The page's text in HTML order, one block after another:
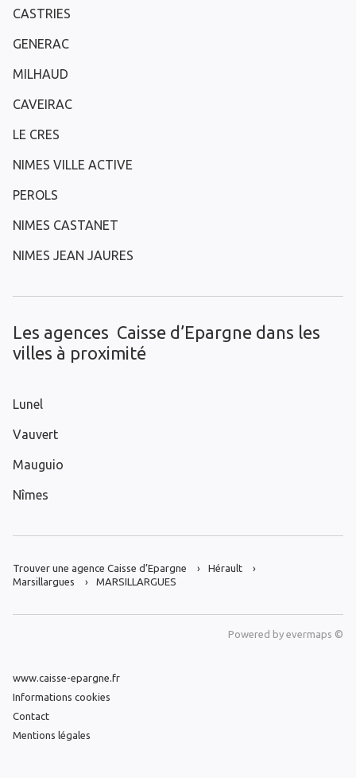
CASTRIES
GENERAC
MILHAUD
CAVEIRAC
LE CRES
NIMES VILLE ACTIVE
PEROLS
NIMES CASTANET
NIMES JEAN JAURES
Les agences Caisse d’Epargne dans les
villes à proximité
Lunel
Vauvert
Mauguio
Nîmes
Trouver une agence Caisse d’Epargne
Hérault
Marsillargues
MARSILLARGUES
Powered by evermaps ©
www.caisse-epargne.fr
Informations cookies
Contact
Mentions légales